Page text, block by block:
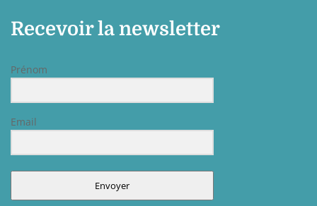
Recevoir la newsletter
Prénom
Email
Envoyer